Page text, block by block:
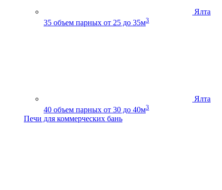
Ялта
35 объем парных от 25 до 35м3
Ялта
40 объем парных от 30 до 40м3
Печи для коммерческих бань